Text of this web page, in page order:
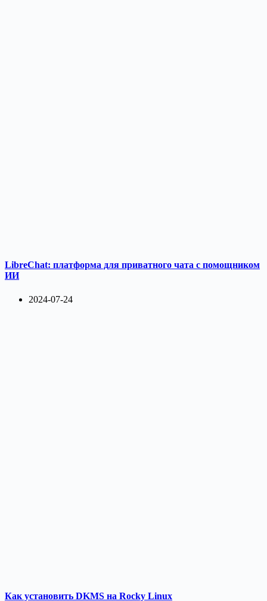
LibreChat: платформа для приватного чата с помощником
ИИ
2024-07-24
Как установить DKMS на Rocky Linux